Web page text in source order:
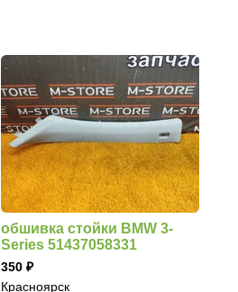
обшивка стойки BMW 3-
Series 51437058331
350
Красноярск